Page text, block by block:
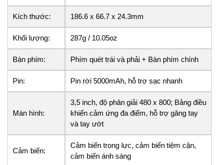
Kích thước: 186.6 x 66.7 x 24.3mm
Khối lượng: 287g / 10.05oz
Bàn phím: Phím quét trái và phải + Bàn phím chính
Pin: Pin rời 5000mAh, hỗ trợ sạc nhanh
Màn hình:
3,5 inch, độ phân giải 480 x 800; Bảng điều
khiển cảm ứng đa điểm, hỗ trợ găng tay
và tay ướt
Cảm biến:
Cảm biến trọng lực, cảm biến tiệm cận,
cảm biến ánh sáng